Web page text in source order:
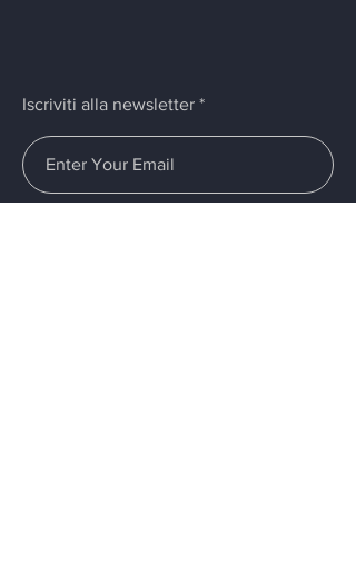
Iscriviti alla newsletter